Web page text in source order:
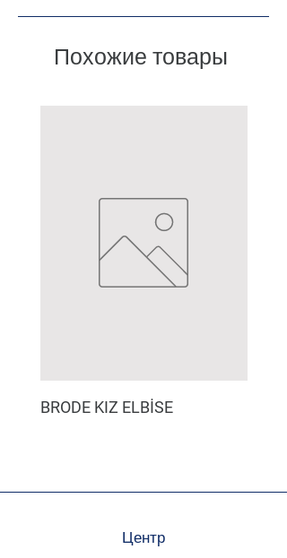
Похожие товары
BRODE KIZ ELBİSE
Центр